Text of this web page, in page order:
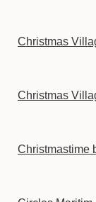
Christmas
Christmas
Christmastime